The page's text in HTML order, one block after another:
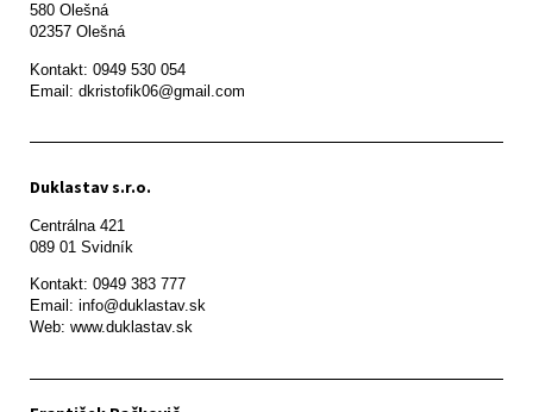
580 Olešná
Kontakt: 0949 530 054
Email: dkristofik06@gmail.com
Duklastav s.r.o.
Centrálna 421
089 01 Svidník
Kontakt: 0949 383 777
Email: info@duklastav.sk
Web: www.duklastav.sk